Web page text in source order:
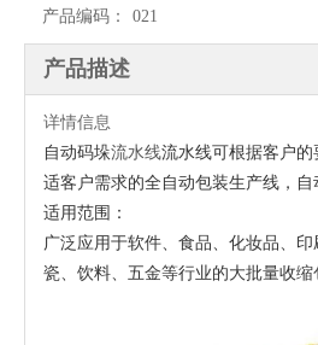
产品编码： 021
产品描述
详情信息
自动码垛流水线流水线可根据客户
适客户需求的全自动包装生产线，自
适用范围：
广泛应用于软件、食品、化妆品、
瓷、饮料、五金等行业的大批量收缩